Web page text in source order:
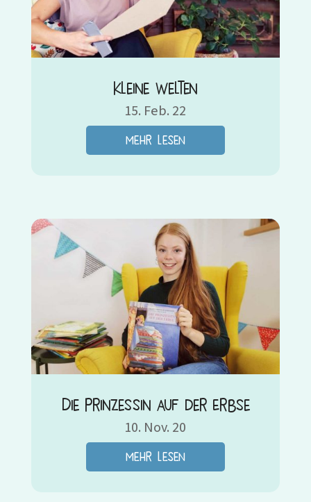
Kleine Welten
15. Feb. 22
mehr lesen
Die Prinzessin auf der Erbse
10. Nov. 20
mehr lesen